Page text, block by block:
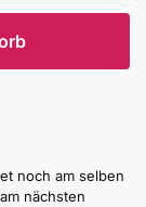
noch am selben
nächsten